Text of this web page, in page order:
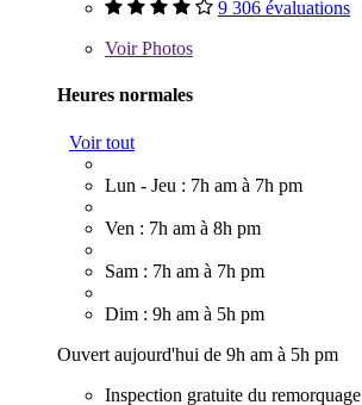
9 306 évaluations
VoirPhotos
Heures normales
Voir tout
Lun - Jeu : 7h am à 7h pm
Ven : 7h am à 8h pm
Sam : 7h am à 7h pm
Dim : 9h am à 5h pm
Ouvert aujourd'hui de 9h am à 5h pm
Inspection gratuite du remorquage